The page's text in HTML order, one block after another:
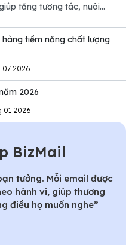
tăng tương tác, nuôi
tiềm năng chất lượng
07 2026
2026
01 2026
BizMail
tưởng. Mỗi email được
hành vi, giúp thương
điều họ muốn nghe”